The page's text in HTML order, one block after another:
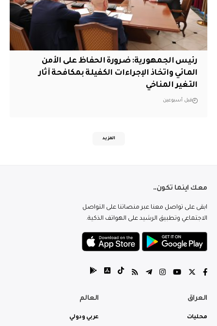
رئيس الجمهورية: ضرورة الحفاظ على الأمن
المائي واتخاذ الإجراءات الكفيلة بمكافحة آثار
التغير المناخي
قبل أسبوعين
المزيد
معك اينما تكون..
ابقى على تواصل معنا عبر منصاتنا على التواصل
الاجتماعي وتطبيق الرشيد على الهواتف الذكية.
العراق
محليات
العالم
عربي ودولي